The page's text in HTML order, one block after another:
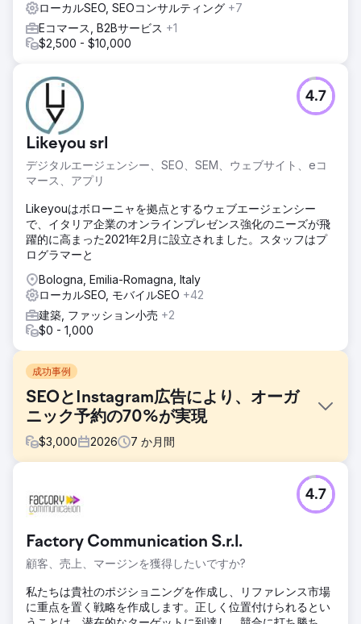
ローカルSEO, SEOコンサルティング +7
Eコマース, B2Bサービス +1
$2,500 - $10,000
Likeyou srl
デジタルエージェンシー、SEO、SEM、ウェブサイト、eコ
マース、アプリ
4.7
Likeyouはボローニャを拠点とするウェブエージェンシー
で、イタリア企業のオンラインプレゼンス強化のニーズが飛
躍的に高まった2021年2月に設立されました。スタッフはプ
ログラマーと
Bologna, Emilia-Romagna, Italy
ローカルSEO, モバイルSEO +42
建築, ファッション小売 +2
$0 - 1,000
成功事例
SEOとInstagram広告により、オーガ
ニック予約の70%が実現
$3,000 2026 7 か月間
ある小規模旅行会社は、顧客獲得を有料広告とオフラインの
パートナーシップに100%依存していました。ウェブサイト
ごくわずか、Instagramのコンテンツからは問い合わせが全
くありませんでした。Google広告とメタ広告のコスト上昇
が利益率を圧迫し、予約ファネル全体でコンバージョン率最
適化が行われておらず、ブランドには持続的な需要創出エン
ジンがありませんでした。彼らは、長期的なSEOとソーシャ
ルメディア戦略を構築できるデジタルマーケティングエージ
Factory Communication S.r.l.
顧客、売上、マージンを獲得したいですか?
4.7
私たちは貴社のポジショニングを作成し、リファレンス市場
に重点を置く戦略を作成します。正しく位置付けられるとい